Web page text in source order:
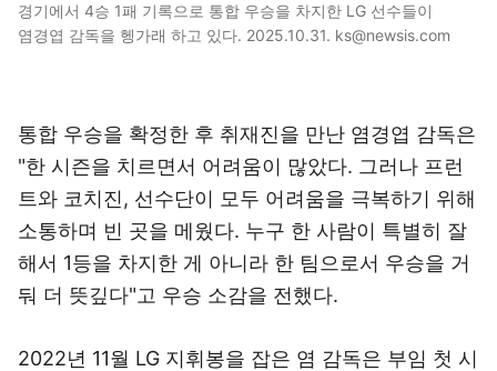
경기에서 4승 1패 기록으로 통합 우승을 차지한 LG 선수들이
염경엽 감독을 헹가래 하고 있다. 2025.10.31. ks@newsis.com
통합 우승을 확정한 후 취재진을 만난 염경엽 감독은
"한 시즌을 치르면서 어려움이 많았다. 그러나 프런
트와 코치진, 선수단이 모두 어려움을 극복하기 위해
소통하며 빈 곳을 메웠다. 누구 한 사람이 특별히 잘
해서 1등을 차지한 게 아니라 한 팀으로서 우승을 거
둬 더 뜻깊다"고 우승 소감을 전했다.
2022년 11월 LG 지휘봉을 잡은 염 감독은 부임 첫 시